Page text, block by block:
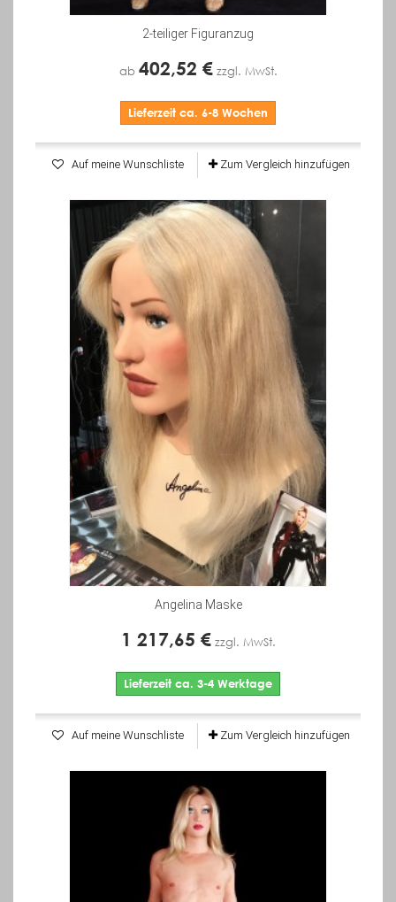
2-teiliger Figuranzug
ab 402,52 € zzgl. MwSt.
Lieferzeit ca. 6-8 Wochen
Auf meine Wunschliste Zum Vergleich hinzufügen
Angelina Maske
1 217,65 € zzgl. MwSt.
Lieferzeit ca. 3-4 Werktage
Auf meine Wunschliste Zum Vergleich hinzufügen